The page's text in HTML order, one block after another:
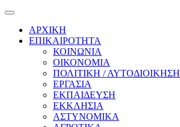
ΑΡΧΙΚΗ
ΕΠΙΚΑΙΡΟΤΗΤΑ
ΚΟΙΝΩΝΙΑ
ΟΙΚΟΝΟΜΙΑ
ΠΟΛΙΤΙΚΗ / ΑΥΤΟΔΙΟΙΚΗΣΗ
ΕΡΓΑΣΙΑ
ΕΚΠΑΙΔΕΥΣΗ
ΕΚΚΛΗΣΙΑ
ΑΣΤΥΝΟΜΙΚΑ